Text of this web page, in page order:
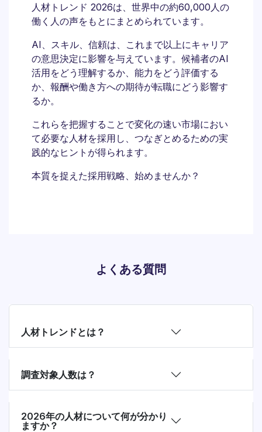
人材トレンド 2026は、世界中の約60,000人の
働く人の声をもとにまとめられています。
AI、スキル、信頼は、これまで以上にキャリア
の意思決定に影響を与えています。候補者のAI
活用をどう理解するか、能力をどう評価する
か、報酬や働き方への期待が転職にどう影響す
るか。
これらを把握することで変化の速い市場におい
て必要な人材を採用し、つなぎとめるための実
践的なヒントが得られます。
本質を捉えた採用戦略、始めませんか？
よくある質問
人材トレンドとは？
調査対象人数は？
2026年の人材について何が分かり
ますか？